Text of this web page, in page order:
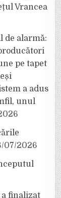
Vrancea
de alarmă:
pe tapet
a adus
unul
07/2026
a finalizat